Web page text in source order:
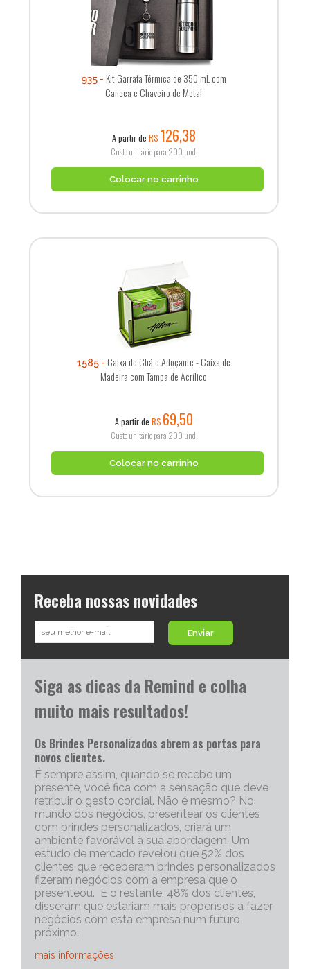
935
Kit Garrafa Térmica de 350 mL com
Caneca e Chaveiro de Metal
A partir de R$ 126,38
Custo unitário para 200 und.
Colocar no carrinho
1585
Caixa de Chá e Adoçante - Caixa de
Madeira com Tampa de Acrílico
A partir de R$ 69,50
Custo unitário para 200 und.
Colocar no carrinho
Receba nossas novidades
Enviar
Siga as dicas da Remind e colha
muito mais resultados!
Os Brindes Personalizados abrem as portas para
novos clientes.
É sempre assim, quando se recebe um
presente, você fica com a sensação que deve
retribuir o gesto cordial. Não é mesmo? No
mundo dos negócios, presentear os clientes
com brindes personalizados, criará um
ambiente favorável à sua abordagem. Um
estudo de mercado revelou que 52% dos
clientes que receberam brindes personalizados
fizeram negócios com a empresa que o
presenteou. E o restante, 48% dos clientes,
disseram que estariam mais propensos a fazer
negócios com esta empresa num futuro
próximo.
mais informações